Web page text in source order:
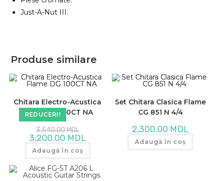
Just-A-Nut III.
Produse similare
REDUCERI!
Chitara Electro-Acustica
Flame DG 100CT NA
3,540.00MDL
inițial
a
fost:
3,540.00 MDL.
3,200.00 MDLcurent
3,200.00 MDL.
Adaugă în coș
Set Chitara Clasica Flame
CG 851 N 4/4
2,300.00 MDL
Adaugă în coș